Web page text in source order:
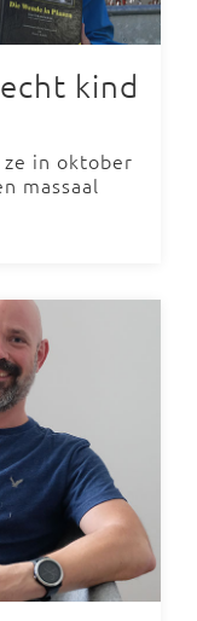
kind
in oktober
massaal